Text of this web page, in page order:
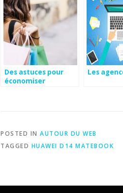
Des astuces pour
économiser
Les
POSTED IN AUTOUR DU WEB
TAGGED HUAWEI D14 MATEBOOK